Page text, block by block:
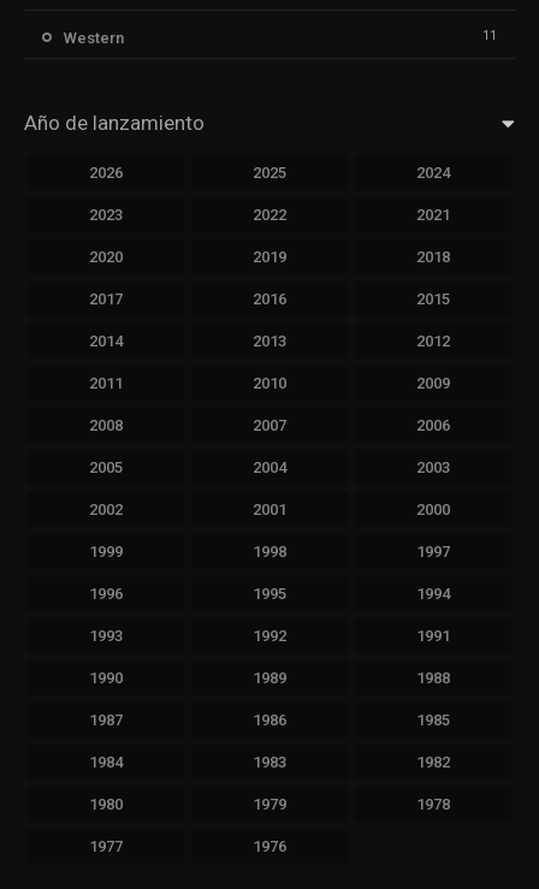
Western 11
Año de lanzamiento
2026 2025 2024
2023 2022 2021
2020 2019 2018
2017 2016 2015
2014 2013 2012
2011 2010 2009
2008 2007 2006
2005 2004 2003
2002 2001 2000
1999 1998 1997
1996 1995 1994
1993 1992 1991
1990 1989 1988
1987 1986 1985
1984 1983 1982
1980 1979 1978
1977 1976